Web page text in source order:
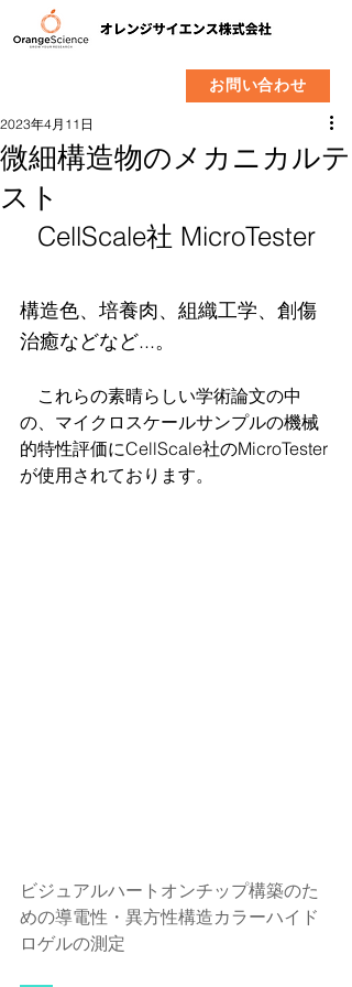
お問い合わせ
微細構造物のメカニカルテ
スト
2023年4月11日
CellScale社 MicroTester
構造色、培養肉、組織工学、創傷
治癒などなど...。
これらの素晴らしい学術論文の中
の、マイクロスケールサンプルの機械
的特性評価にCellScale社のMicroTester
が使用されております。
ビジュアルハートオンチップ構築のた
めの導電性・異方性構造カラーハイド
ロゲルの測定